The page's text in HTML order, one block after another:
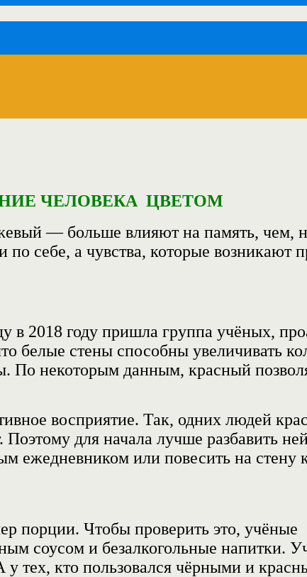
ЧЕЛОВЕКА ЦВЕТОМ
— больше влияют на память, чем,
по себе, а чувства, которые возникают
в 2018 году пришла группа учёных,
белые стены способны увеличивать
По некоторым данным, красный
восприятие. Так, одних людей
для начала лучше разбавить
ежедневником или повесить на стену
порции. Чтобы проверить это, учёные
соусом и безалкогольные напитки.
тех, кто пользовался чёрными и